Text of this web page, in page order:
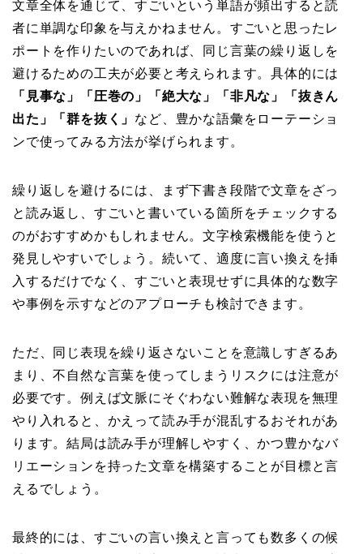
文章全体を通じて、すごいという単語が頻出すると読
者に単調な印象を与えかねません。すごいと思ったレ
ポートを作りたいのであれば、同じ言葉の繰り返しを
避けるための工夫が必要と考えられます。具体的には
「見事な」「圧巻の」「絶大な」「非凡な」「抜きん
出た」「群を抜く」 など、豊かな語彙をローテーショ
ンで使ってみる方法が挙げられます。
繰り返しを避けるには、まず下書き段階で文章をざっ
と読み返し、すごいと書いている箇所をチェックする
のがおすすめかもしれません。文字検索機能を使うと
発見しやすいでしょう。続いて、適度に言い換えを挿
入するだけでなく、すごいと表現せずに具体的な数字
や事例を示すなどのアプローチも検討できます。
ただ、同じ表現を繰り返さないことを意識しすぎるあ
まり、不自然な言葉を使ってしまうリスクには注意が
必要です。例えば文脈にそぐわない難解な表現を無理
やり入れると、かえって読み手が混乱するおそれがあ
ります。結局は読み手が理解しやすく、かつ豊かなバ
リエーションを持った文章を構築することが目標と言
えるでしょう。
最終的には、すごいの言い換えと言っても数多くの候